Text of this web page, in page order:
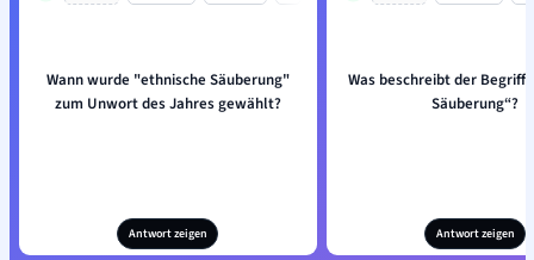
Wann wurde "ethnische Säuberung"
zum Unwort des Jahres gewählt?
Antwort zeigen
Was beschreibt der Begriff
Säuberung“?
Antwort zeigen